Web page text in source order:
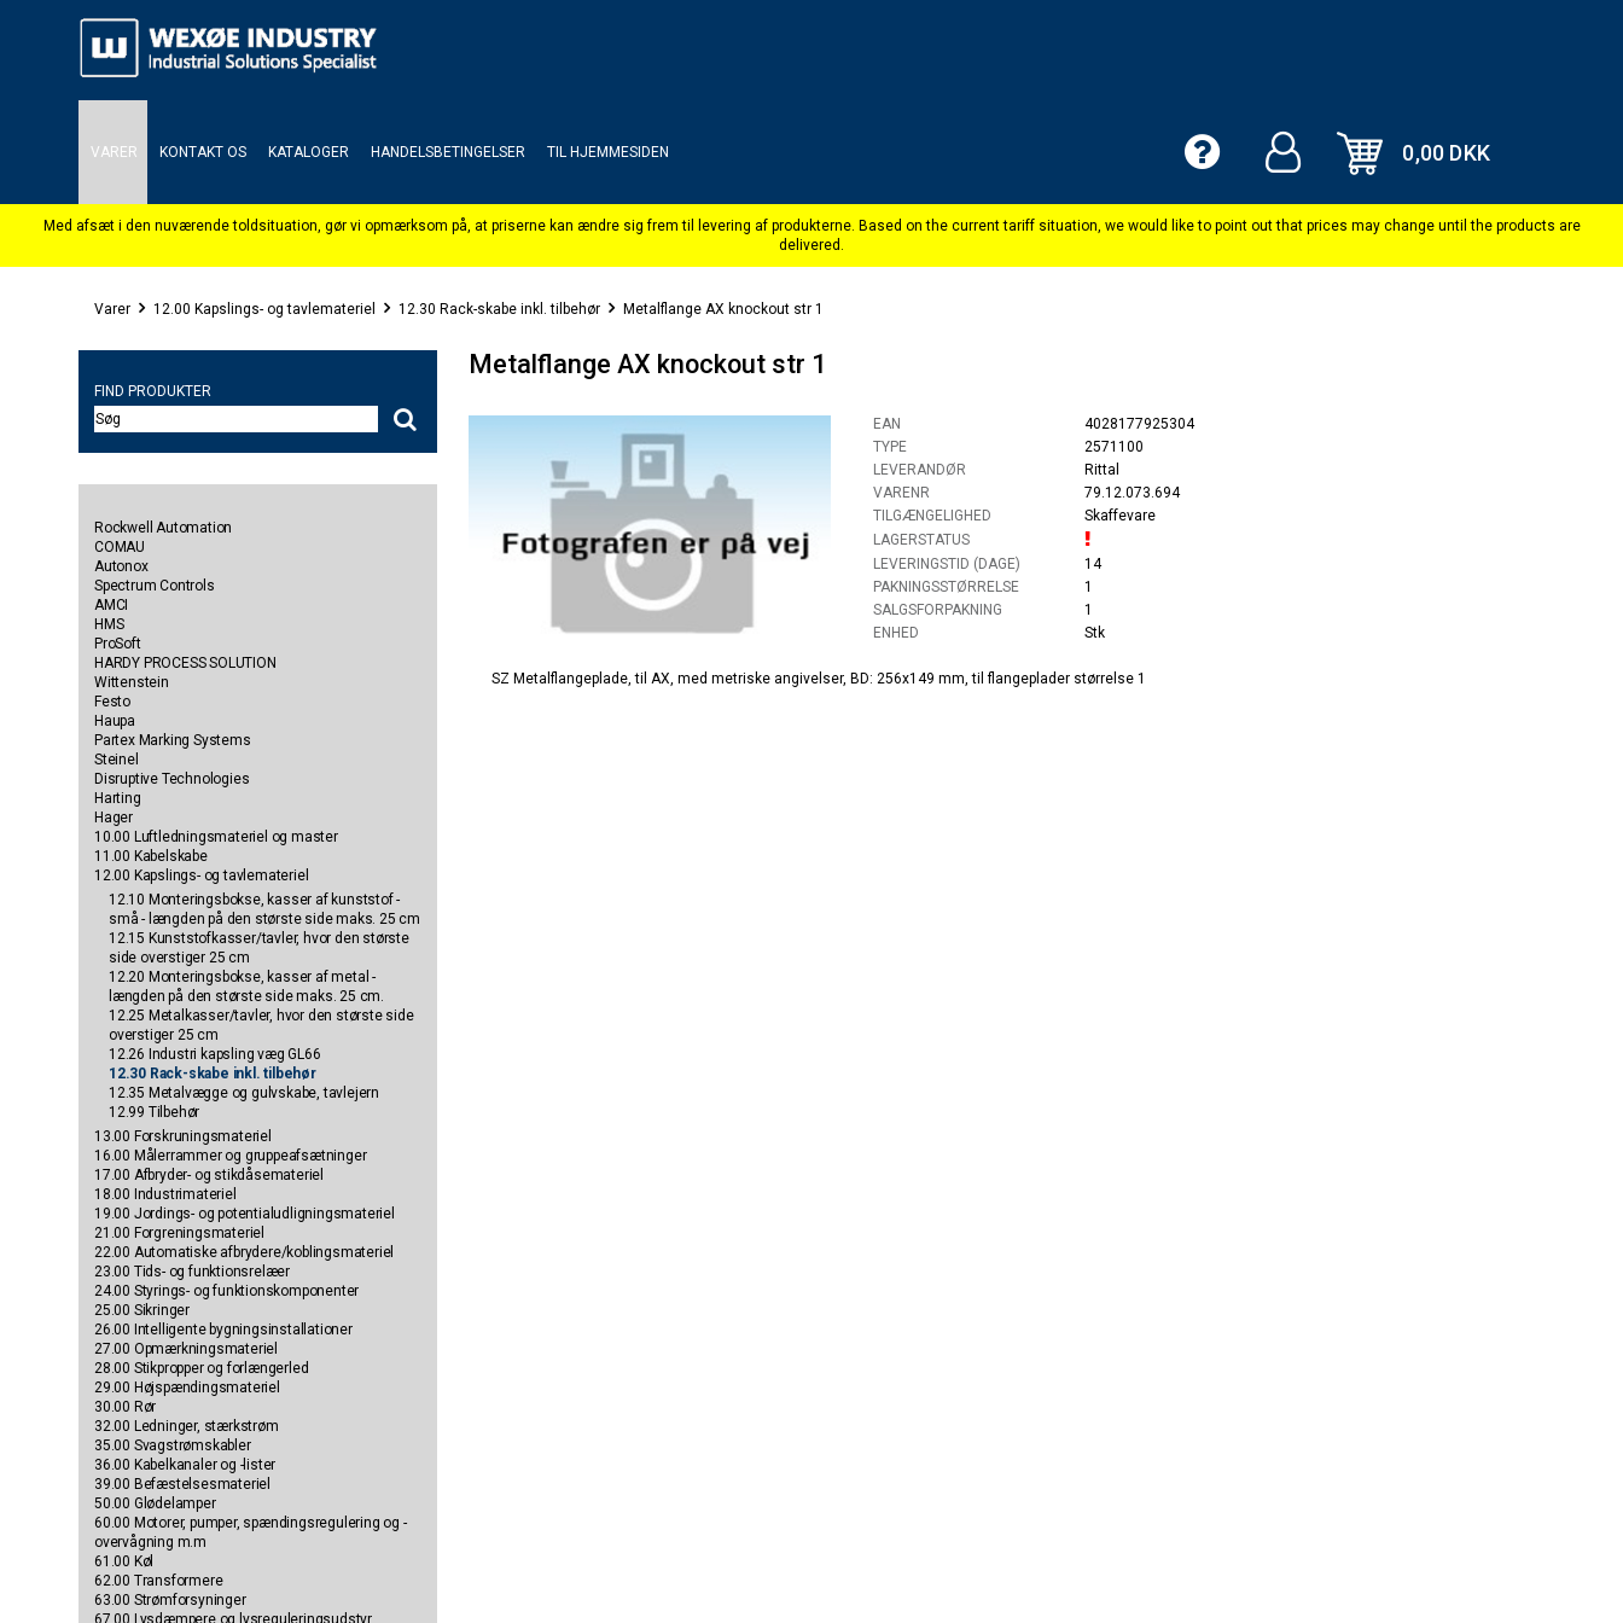
VARER KONTAKT OS KATALOGER HANDELSBETINGELSER TIL HJEMMESIDEN 0,00 DKK
Varer 12.00 Kapslings- og tavlemateriel 12.30 Rack-skabe inkl. tilbehør Metalflange AX knockout str 1
FIND PRODUKTER
Rockwell Automation
COMAU
Autonox
Spectrum Controls
AMCI
HMS
ProSoft
HARDY PROCESS SOLUTION
Wittenstein
Festo
Haupa
Partex Marking Systems
Steinel
Disruptive Technologies
Harting
Hager
10.00 Luftledningsmateriel og master
11.00 Kabelskabe
12.00 Kapslings- og tavlemateriel
12.10 Monteringsbokse, kasser af kunststof -
små - længden på den største side maks. 25 cm
12.15 Kunststofkasser/tavler, hvor den største
side overstiger 25 cm
12.20 Monteringsbokse, kasser af metal -
længden på den største side maks. 25 cm.
12.25 Metalkasser/tavler, hvor den største side
overstiger 25 cm
12.26 Industri kapsling væg GL66
12.30 Rack-skabe inkl. tilbehør
12.35 Metalvægge og gulvskabe, tavlejern
12.99 Tilbehør
13.00 Forskruningsmateriel
16.00 Målerrammer og gruppeafsætninger
17.00 Afbryder- og stikdåsemateriel
18.00 Industrimateriel
19.00 Jordings- og potentialudligningsmateriel
21.00 Forgreningsmateriel
22.00 Automatiske afbrydere/koblingsmateriel
23.00 Tids- og funktionsrelæer
24.00 Styrings- og funktionskomponenter
25.00 Sikringer
26.00 Intelligente bygningsinstallationer
27.00 Opmærkningsmateriel
28.00 Stikpropper og forlængerled
29.00 Højspændingsmateriel
30.00 Rør
32.00 Ledninger, stærkstrøm
35.00 Svagstrømskabler
36.00 Kabelkanaler og -lister
39.00 Befæstelsesmateriel
50.00 Glødelamper
60.00 Motorer, pumper, spændingsregulering og -
overvågning m.m
61.00 Køl
62.00 Transformere
63.00 Strømforsyninger
Metalflange AX knockout str 1
EAN
4028177925304
TYPE
2571100
LEVERANDØR
Rittal
VARENR
79.12.073.694
TILGÆNGELIGHED
Skaffevare
LAGERSTATUS
LEVERINGSTID (DAGE)
14
PAKNINGSSTØRRELSE
1
SALGSFORPAKNING
1
ENHED
Stk
SZ Metalflangeplade, til AX, med metriske angivelser, BD: 256x149 mm, til flangeplader størrelse 1